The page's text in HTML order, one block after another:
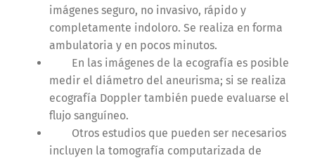
imágenes seguro, no invasivo, rápido y
completamente indoloro. Se realiza en forma
ambulatoria y en pocos minutos.
En las imágenes de la ecografía es posible
medir el diámetro del aneurisma; si se realiza
ecografía Doppler también puede evaluarse el
flujo sanguíneo.
Otros estudios que pueden ser necesarios
incluyen la tomografía computarizada de